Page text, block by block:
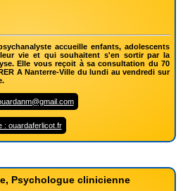
accueille enfants, adolescents
vie et qui souhaitent s'en sortir par la
Elle vous reçoit à sa consultation du 70
A Nanterre-Ville du lundi au vendredi sur
: ouardaferlicot.fr
Psychologue clinicienne